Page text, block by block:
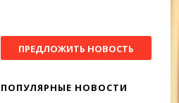
ПРЕДЛОЖИТЬ НОВОСТЬ
ПОПУЛЯРНЫЕ НОВОСТИ